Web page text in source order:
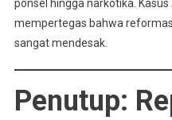
ponsel hingga narkotika.
mempertegas bahwa
sangat mendesak.
Penutup: